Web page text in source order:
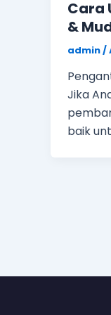
Cara
&
admin/
Jika
baik